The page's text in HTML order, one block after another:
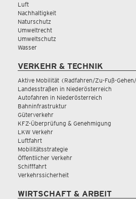
Luft
Nachhaltigkeit
Naturschutz
Umweltrecht
Umweltschutz
Wasser
VERKEHR & TECHNIK
Aktive Mobilität (Radfahren/Zu-Fuß-
Landesstraßen in Niederösterreich
Autofahren in Niederösterreich
Bahninfrastruktur
Güterverkehr
KFZ-Überprüfung & Genehmigung
LKW Verkehr
Luftfahrt
Mobilitätsstrategie
Öffentlicher Verkehr
Schifffahrt
Verkehrssicherheit
WIRTSCHAFT & ARBEIT